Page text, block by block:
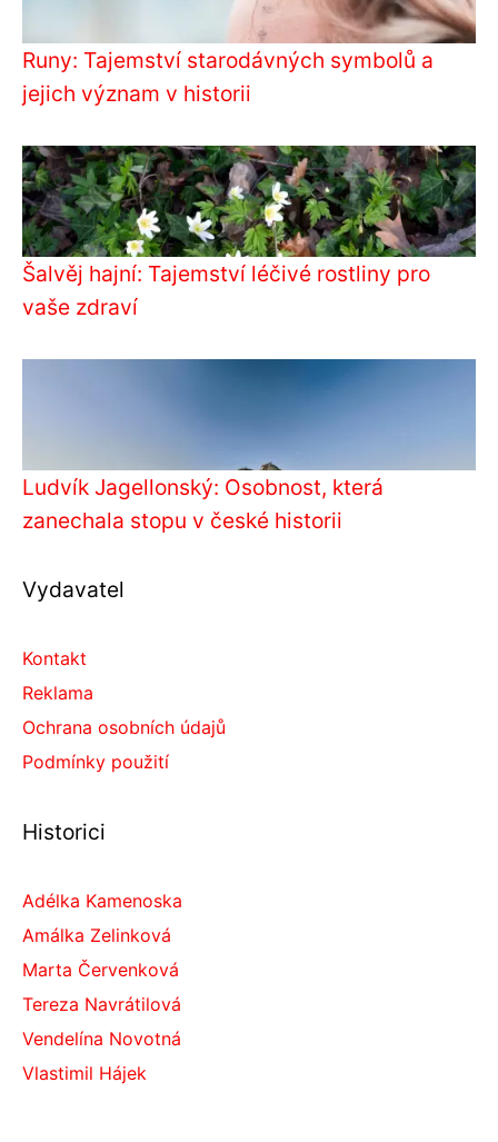
Runy: Tajemství starodávných symbolů a
jejich význam v historii
Šalvěj hajní: Tajemství léčivé rostliny pro
vaše zdraví
Ludvík Jagellonský: Osobnost, která
zanechala stopu v české historii
Vydavatel
Kontakt
Reklama
Ochrana osobních údajů
Podmínky použití
Historici
Adélka Kamenoska
Amálka Zelinková
Marta Červenková
Tereza Navrátilová
Vendelína Novotná
Vlastimil Hájek